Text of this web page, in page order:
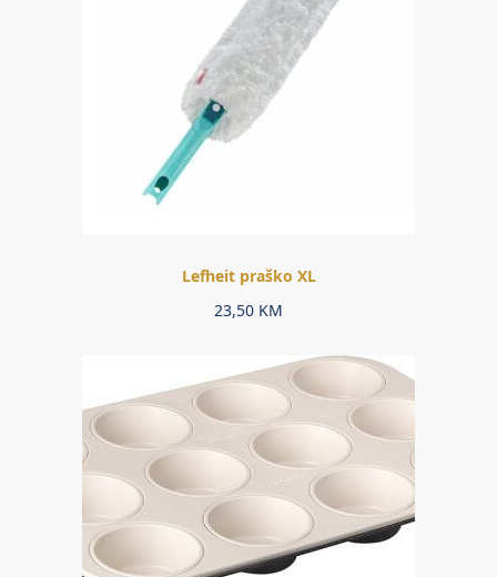
Lefheit praško XL
23,50 KM